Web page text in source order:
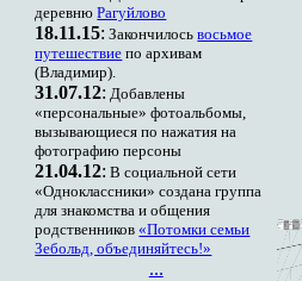
деревнюРагуйлово
18.11.15: Закончилосьвосьмое
путешествие по архивам
(Владимир).
31.07.12: Добавлены
«персональные» фотоальбомы,
вызывающиеся по нажатия на
фотографию персоны
21.04.12: В социальной сети
«Одноклассники» создана группа
для знакомства и общения
родственников«Потомки семьи
Зебольд, объединяйтесь!»
...